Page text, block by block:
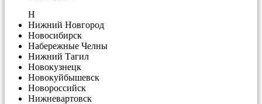
Н
Нижний Новгород
Новосибирск
Набережные Челны
Нижний Тагил
Новокузнецк
Новокуйбышевск
Новороссийск
Нижневартовск